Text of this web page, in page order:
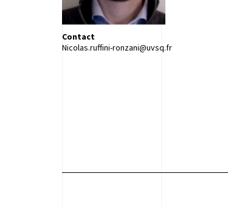
Contact
Nicolas.ruffini-ronzani@uvsq.fr